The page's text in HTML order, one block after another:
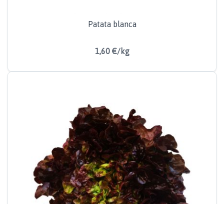
Patata blanca
1,60 €/kg